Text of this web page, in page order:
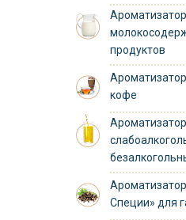
продуктов
кофе
Специи» для